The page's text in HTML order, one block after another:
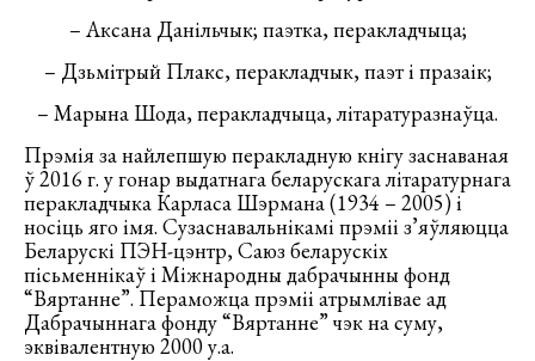
– Аксана Данільчык; паэтка, перакладчыца;
– Дзьмітрый Плакс, перакладчык, паэт і празаік;
– Марына Шода, перакладчыца, літаратуразнаўца.
Прэмія за найлепшую перакладную кнігу заснаваная
ў 2016 г. у гонар выдатнага беларускага літаратурнага
перакладчыка Карласа Шэрмана (1934 – 2005) і
носіць яго імя. Сузаснавальнікамі прэміі з’яўляюцца
Беларускі ПЭН-цэнтр, Саюз беларускіх
пісьменнікаў і Міжнародны дабрачынны фонд
“Вяртанне”. Пераможца прэміі атрымлівае ад
Дабрачыннага фонду “Вяртанне” чэк на суму,
эквівалентную 2000 у.а.